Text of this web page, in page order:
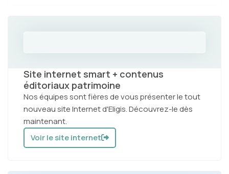
Site internet smart + contenus
éditoriaux patrimoine
Nos équipes sont fières de vous présenter le tout
nouveau site Internet d'Eligis. Découvrez-le dès
maintenant.
Voir le site internet